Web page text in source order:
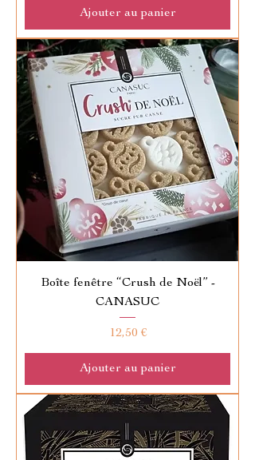
Ajouter au panier
Boîte fenêtre “Crush de Noël” -
CANASUC
Prix
12,50 €
Ajouter au panier